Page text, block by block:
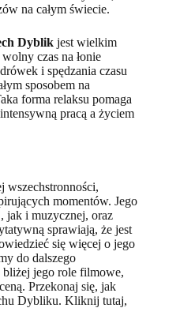
na całym świecie.
Dyblik jest wielkim
czas na łonie
i spędzania czasu
sposobem na
forma relaksu pomaga
pracą a życiem
wszechstronności,
momentów. Jego
jak i muzycznej, oraz
sprawiają, że jest
się więcej o jego
do dalszego
bliżej jego role filmowe,
Przekonaj się, jak
Dybliku. Kliknij tutaj,